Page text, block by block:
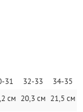
31 32-33 34-35
см 20,3 см 21,5 см